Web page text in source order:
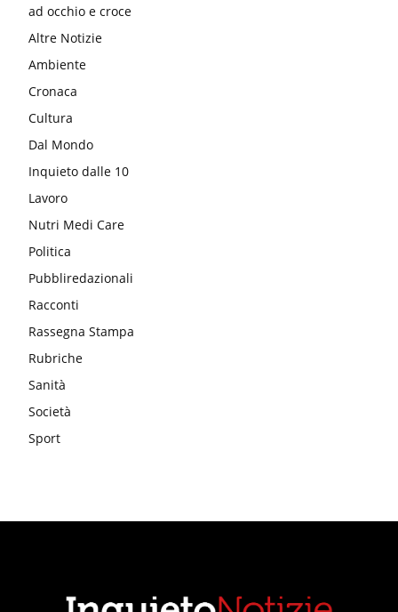
ad occhio e croce
Altre Notizie
Ambiente
Cronaca
Cultura
Dal Mondo
Inquieto dalle 10
Lavoro
Nutri Medi Care
Politica
Pubbliredazionali
Racconti
Rassegna Stampa
Rubriche
Sanità
Società
Sport